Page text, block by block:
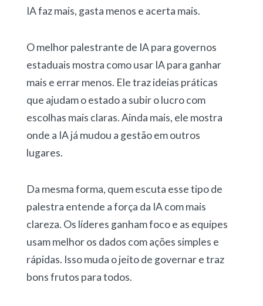
IA faz mais, gasta menos e acerta mais.
O melhor palestrante de IA para governos
estaduais mostra como usar IA para ganhar
mais e errar menos. Ele traz ideias práticas
que ajudam o estado a subir o lucro com
escolhas mais claras. Ainda mais, ele mostra
onde a IA já mudou a gestão em outros
lugares.
Da mesma forma, quem escuta esse tipo de
palestra entende a força da IA com mais
clareza. Os líderes ganham foco e as equipes
usam melhor os dados com ações simples e
rápidas. Isso muda o jeito de governar e traz
bons frutos para todos.